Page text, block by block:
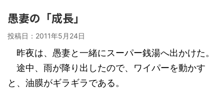
愚妻の「成長」
投稿日： 2011年5月24日
昨夜は、愚妻と一緒にスーパー銭湯へ出かけた。
途中、雨が降り出したので、ワイパーを動かす
と、油膜がギラギラである。